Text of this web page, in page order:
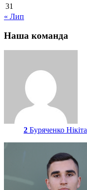
31
« Лип
Наша команда
2 Буряченко Нікіта